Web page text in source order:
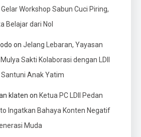
Workshop Sabun Cuci Piring,
Belajar dari Nol
on Jelang Lebaran, Yayasan
Sakti Kolaborasi dengan LDII
Santuni Anak Yatim
klaten on Ketua PC LDII Pedan
Ingatkan Bahaya Konten Negatif
Muda